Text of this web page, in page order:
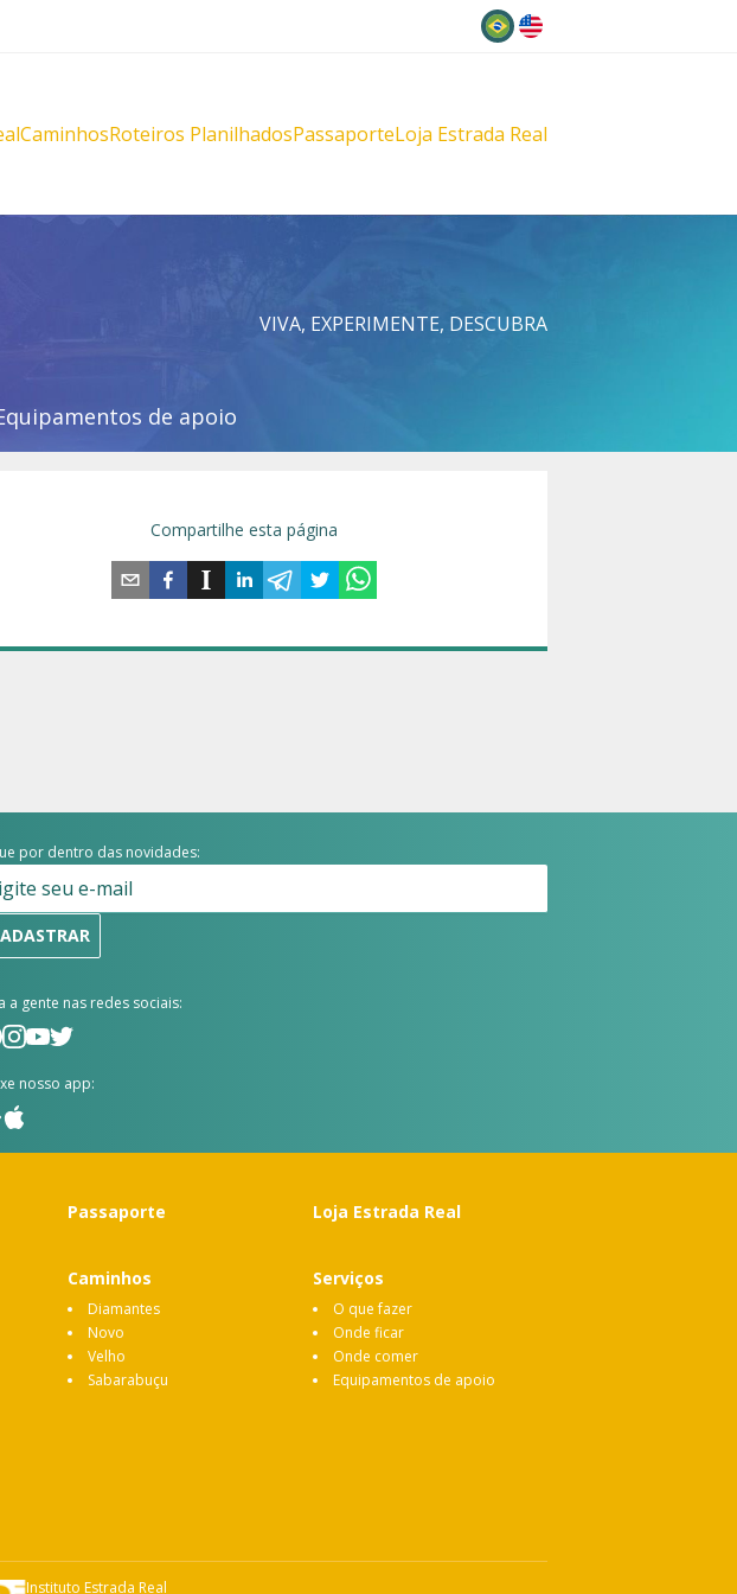
CaminhosRoteiros PlanilhadosPassaporteLoja Estrada Real
VIVA, EXPERIMENTE, DESCUBRA
de apoio
Compartilhe esta página
por dentro das novidades:
a gente nas redes sociais:
nosso app:
Passaporte Loja Estrada Real
Caminhos
Diamantes
Novo
Velho
Sabarabuçu
Serviços
O que fazer
Onde ficar
Onde comer
Equipamentos de apoio
Instituto Estrada Real